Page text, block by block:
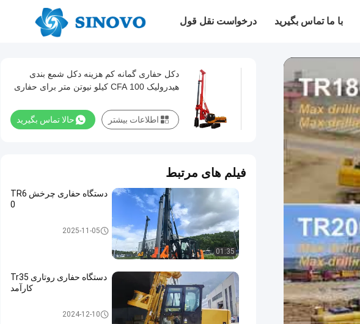
با ما تماس بگیرید درخواست نقل قول
دکل حفاری گمانه کم هزینه دکل شمع بندی
هیدرولیک CFA 100 کیلو نیوتن متر برای حفاری
حالا تماس بگیرید اطلاعات بیشتر
فیلم های مرتبط
01:35
دستگاه حفاری چرخش TR6
0
2025-11-05
دستگاه حفاری روتاری Tr35
کارآمد
2024-12-10